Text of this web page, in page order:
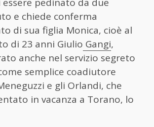
e chiede conferma
di sua figlia Monica, cioè al
di 23 anni Giulio Gangi,
anche nel servizio segreto
semplice coadiutore
e gli Orlandi, che
in vacanza a Torano, lo